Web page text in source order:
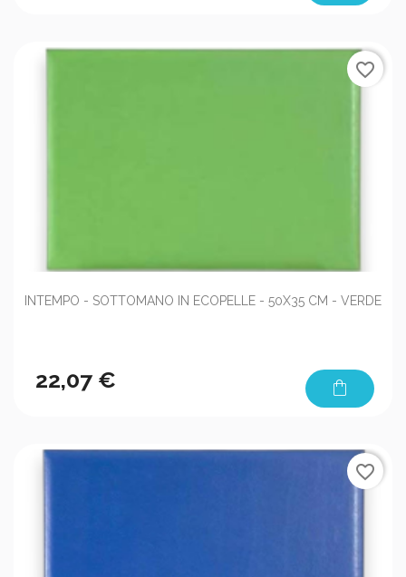
INTEMPO - SOTTOMANO IN ECOPELLE - 50X35 CM - VERDE
22,07 € shopping_bag
favorite_border
favorite_border